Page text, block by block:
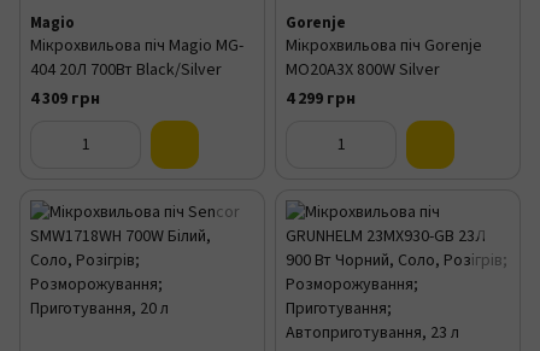
Magio
Мікрохвильова піч Magio МG-
404 20Л 700Вт Black/Silver
4 309 грн
Gorenje
Мікрохвильова піч Gorenje
MO20A3X 800W Silver
4 299 грн